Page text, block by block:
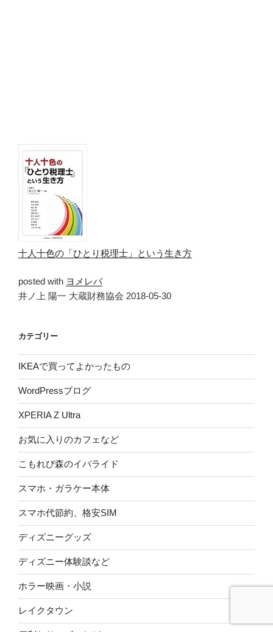
十人十色の「ひとり税理士」という生き方
posted with ヨメレバ
井ノ上 陽一 大蔵財務協会 2018-05-30
カテゴリー
IKEAで買ってよかったもの
WordPressブログ
XPERIA Z Ultra
お気に入りのカフェなど
こもれび森のイバライド
スマホ・ガラケー本体
スマホ代節約、格安SIM
ディズニーグッズ
ディズニー体験談など
ホラー映画・小説
レイクタウン